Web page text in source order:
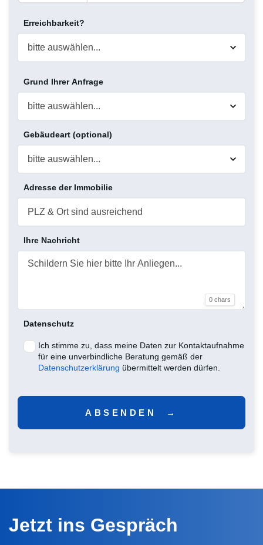
Erreichbarkeit?
Grund Ihrer Anfrage
Gebäudeart (optional)
Adresse der Immobilie
Ihre Nachricht
0 chars
Datenschutz
Ich stimme zu, dass meine Daten zur Kontaktaufnahme
für eine unverbindliche Beratung gemäß der
Datenschutzerklärung übermittelt werden dürfen.
ABSENDEN  →
Jetzt ins Gespräch